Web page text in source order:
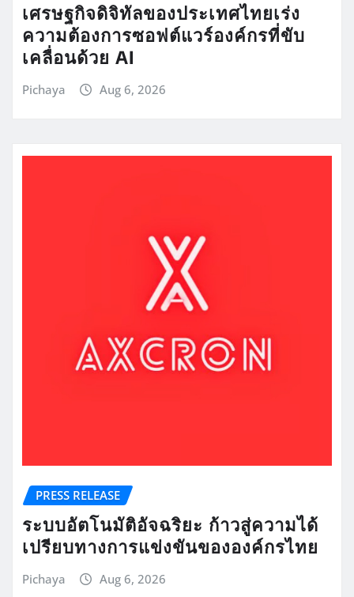
เศรษฐกิจดิจิทัลของประเทศไทยเร่ง
ความต้องการซอฟต์แวร์องค์กรที่ขับ
เคลื่อนด้วย AI
Pichaya Aug 6, 2026
PRESS RELEASE
ระบบอัตโนมัติอัจฉริยะ ก้าวสู่ความได้
เปรียบทางการแข่งขันขององค์กรไทย
Pichaya Aug 6, 2026